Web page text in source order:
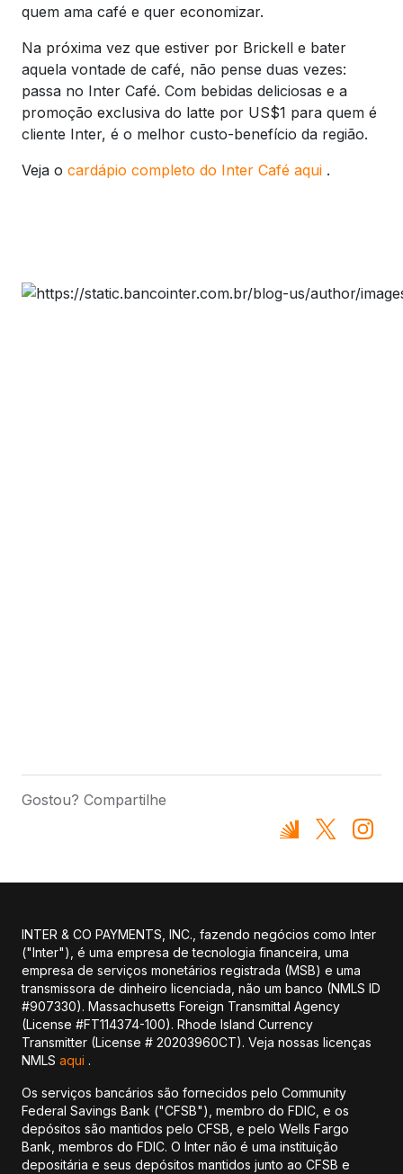
quem ama café e quer economizar.
Na próxima vez que estiver por Brickell e bater
aquela vontade de café, não pense duas vezes:
passa no Inter Café. Com bebidas deliciosas e a
promoção exclusiva do latte por US$1 para quem é
cliente Inter, é o melhor custo-benefício da região.
Veja o cardápio completo do Inter Café aqui .
Gostou? Compartilhe
INTER & CO PAYMENTS, INC., fazendo negócios como Inter
("Inter"), é uma empresa de tecnologia financeira, uma
empresa de serviços monetários registrada (MSB) e uma
transmissora de dinheiro licenciada, não um banco (NMLS ID
#907330). Massachusetts Foreign Transmittal Agency
(License #FT114374-100). Rhode Island Currency
Transmitter (License # 20203960CT). Veja nossas licenças
NMLS aqui .
Os serviços bancários são fornecidos pelo Community
Federal Savings Bank ("CFSB"), membro do FDIC, e os
depósitos são mantidos pelo CFSB, e pelo Wells Fargo
Bank, membros do FDIC. O Inter não é uma instituição
depositária e seus depósitos mantidos junto ao CFSB e